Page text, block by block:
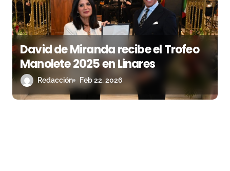
David de Miranda recibe el Trofeo
Manolete 2025 en Linares
Redacción Feb 22, 2026